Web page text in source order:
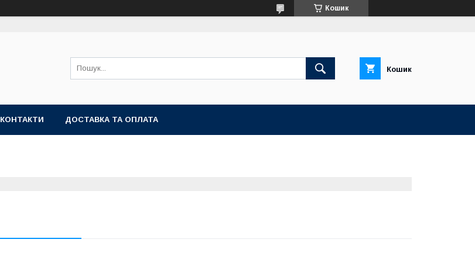
Кошик
Кошик
КОНТАКТИ ДОСТАВКА ТА ОПЛАТА